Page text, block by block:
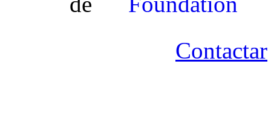
Contactar